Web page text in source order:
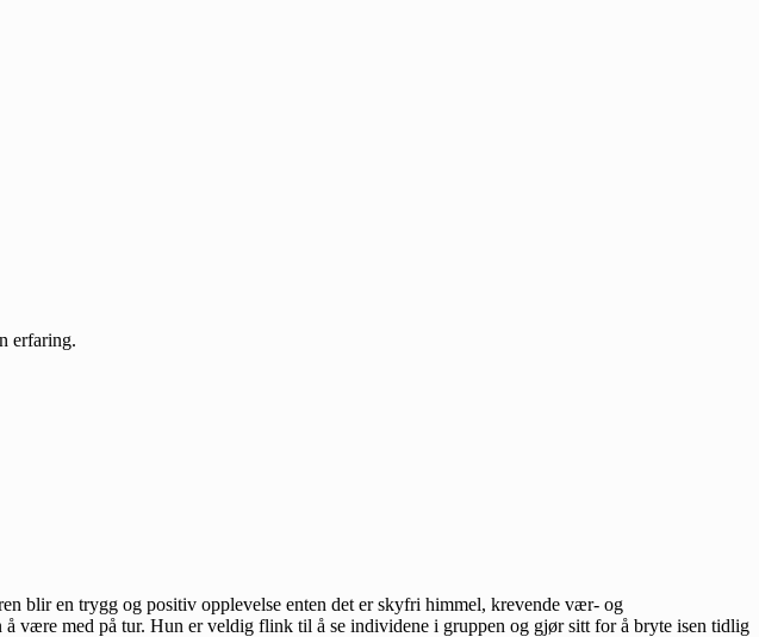
erfaring.
blir en trygg og positiv opplevelse enten det er skyfri himmel, krevende vær- og
være med på tur. Hun er veldig flink til å se individene i gruppen og gjør sitt for å bryte isen tidlig